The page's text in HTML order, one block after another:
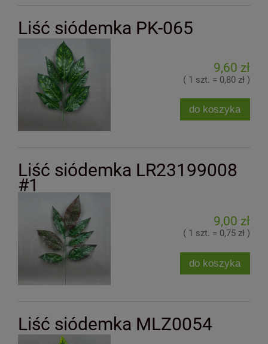
Liść siódemka PK-065
9,60 zł
( 1 szt. = 0,80 zł )
do koszyka
Liść siódemka LR23199008
#1
9,00 zł
( 1 szt. = 0,75 zł )
do koszyka
Liść siódemka MLZ0054